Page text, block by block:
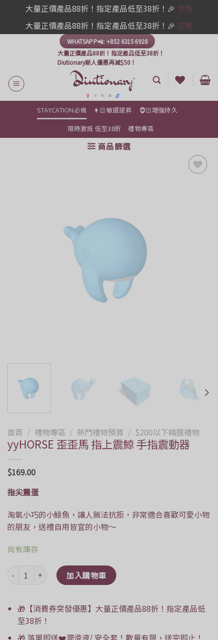
大量正價產品88折！指定產品低至38折！🎉 忽略
大量正價產品88折！指定產品低至38折！🎉 忽略
WHATSAPP📲: +852 6315 6928
大量正價產品88折！指定產品低至38折！
Diutionary新人優惠再減$50！
STAYCATION必備 👩🏻敏感提昇
🧔🏻增強持久
限時激抵 低至38折
禮物專區
商品篩選
首頁 / 禮物專區 / 熱門禮物預算 / $200以下精選禮物
yyHORSE 歪歪馬 指上震鯨 手指震動器
$169.00
指尖震蛋
淘氣小巧的小鯨魚，讓人無法抗拒，非常適合喜歡可愛小物
的朋友，送禮自用皆宜的小物～
尚有庫存
yyHORSE 歪歪馬 指上震鯨 手指震動器 數量
加入購物車
🎁【消費券突發優惠】大量正價產品88折！指定產品低
至38折！
🎁 落單即送❤️潤滑液/ 安全套！數量有限，送完即止！